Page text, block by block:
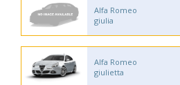
Alfa Romeo
giulia
Alfa Romeo
giulietta